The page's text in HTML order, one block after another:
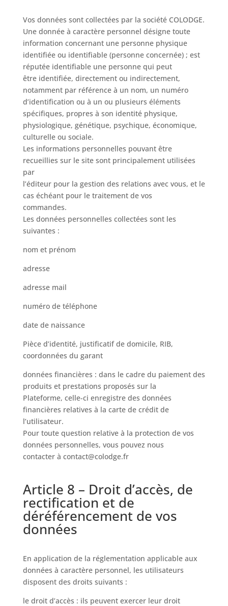
Vos données sont collectées par la société COLODGE.
Une donnée à caractère personnel désigne toute
information concernant une personne physique
identifiée ou identifiable (personne concernée) ; est
réputée identifiable une personne qui peut
être identifiée, directement ou indirectement,
notamment par référence à un nom, un numéro
d’identification ou à un ou plusieurs éléments
spécifiques, propres à son identité physique,
physiologique, génétique, psychique, économique,
culturelle ou sociale.
Les informations personnelles pouvant être
recueillies sur le site sont principalement utilisées
par
l’éditeur pour la gestion des relations avec vous, et le
cas échéant pour le traitement de vos
commandes.
Les données personnelles collectées sont les
suivantes :
nom et prénom
adresse
adresse mail
numéro de téléphone
date de naissance
Pièce d’identité, justificatif de domicile, RIB,
coordonnées du garant
données financières : dans le cadre du paiement des
produits et prestations proposés sur la
Plateforme, celle-ci enregistre des données
financières relatives à la carte de crédit de
l’utilisateur.
Pour toute question relative à la protection de vos
données personnelles, vous pouvez nous
contacter à contact@colodge.fr
Article 8 – Droit d’accès, de
rectification et de
déréférencement de vos
données
En application de la réglementation applicable aux
données à caractère personnel, les utilisateurs
disposent des droits suivants :
le droit d’accès : ils peuvent exercer leur droit